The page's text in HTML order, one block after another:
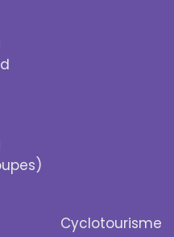
Cyclotourisme